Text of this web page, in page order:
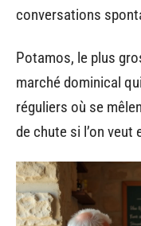
conversations
Potamos, le plus
marché dominical
réguliers où se
de chute si l’on veut